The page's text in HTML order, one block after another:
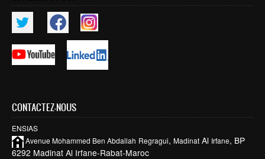
Académie CISCO
RECHERCHE
Centre de Recherche : Rabat Information Technology
Center
Les Equipes de Recherche
FORMATION DOCTORALE
Projets de Recherche
CONTACTEZ-NOUS
ENSIAS
Avenue Mohammed Ben Abdallah Regragui, Madinat Al Irfane, BP
6292 Madinat Al Irfane-Rabat-Maroc